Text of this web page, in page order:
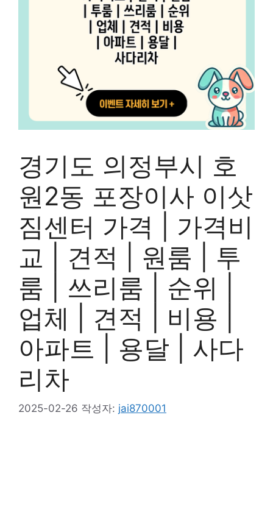
경기도 의정부시 호
원2동 포장이사 이삿
짐센터 가격 | 가격비
교 | 견적 | 원룸 | 투
룸 | 쓰리룸 | 순위 |
업체 | 견적 | 비용 |
아파트 | 용달 | 사다
리차
2025-02-26 작성자: jai870001